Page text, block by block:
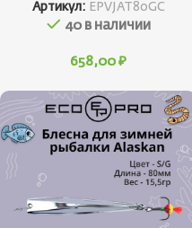
Артикул: EPVJAT80GC
40 в наличии
658,00 ₽